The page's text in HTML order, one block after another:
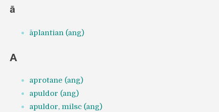
ā
āplantian (ang)
A
aprotane (ang)
apuldor (ang)
apuldor, milsc (ang)